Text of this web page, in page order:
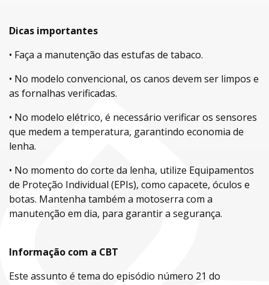
Dicas importantes
• Faça a manutenção das estufas de tabaco.
• No modelo convencional, os canos devem ser limpos e
as fornalhas verificadas.
• No modelo elétrico, é necessário verificar os sensores
que medem a temperatura, garantindo economia de
lenha.
• No momento do corte da lenha, utilize Equipamentos
de Proteção Individual (EPIs), como capacete, óculos e
botas. Mantenha também a motoserra com a
manutenção em dia, para garantir a segurança.
Informação com a CBT
Este assunto é tema do episódio número 21 do